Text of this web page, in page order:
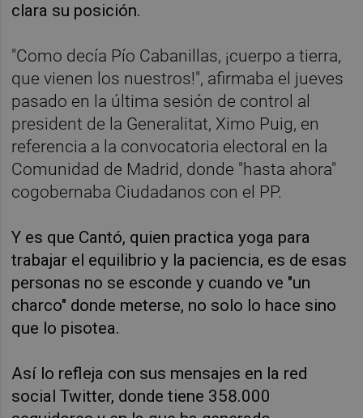
clara su posición.
"Como decía Pío Cabanillas, ¡cuerpo a tierra,
que vienen los nuestros!", afirmaba el jueves
pasado en la última sesión de control al
president de la Generalitat, Ximo Puig, en
referencia a la convocatoria electoral en la
Comunidad de Madrid, donde "hasta ahora"
cogobernaba Ciudadanos con el PP.
Y es que Cantó, quien practica yoga para
trabajar el equilibrio y la paciencia, es de esas
personas no se esconde y cuando ve "un
charco" donde meterse, no solo lo hace sino
que lo pisotea.
Así lo refleja con sus mensajes en la red
social Twitter, donde tiene 358.000